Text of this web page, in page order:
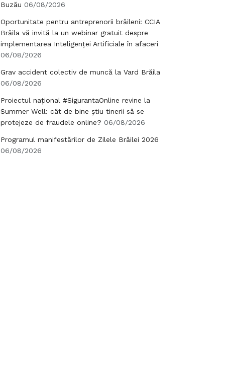
Buzău 06/08/2026
Oportunitate pentru antreprenorii brăileni: CCIA
Brăila vă invită la un webinar gratuit despre
implementarea Inteligenței Artificiale în afaceri
06/08/2026
Grav accident colectiv de muncă la Vard Brăila
06/08/2026
Proiectul național #SigurantaOnline revine la
Summer Well: cât de bine știu tinerii să se
protejeze de fraudele online? 06/08/2026
Programul manifestărilor de Zilele Brăilei 2026
06/08/2026